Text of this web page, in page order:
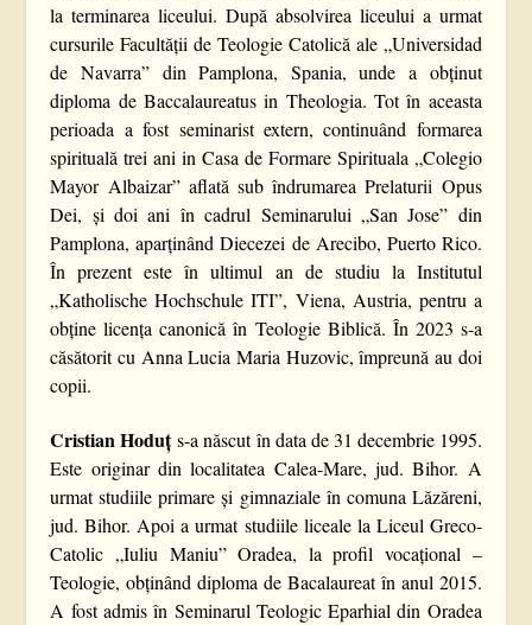
la terminarea liceului. După absolvirea liceului a urmat
cursurile Facultății de Teologie Catolică ale „Universidad
de Navarra” din Pamplona, Spania, unde a obținut
diploma de Baccalaureatus in Theologia. Tot în aceasta
perioada a fost seminarist extern, continuând formarea
spirituală trei ani in Casa de Formare Spirituala „Colegio
Mayor Albaizar” aflată sub îndrumarea Prelaturii Opus
Dei, și doi ani în cadrul Seminarului „San Jose” din
Pamplona, aparținând Diecezei de Arecibo, Puerto Rico.
În prezent este în ultimul an de studiu la Institutul
„Katholische Hochschule ITI”, Viena, Austria, pentru a
obține licența canonică în Teologie Biblică. În 2023 s-a
căsătorit cu Anna Lucia Maria Huzovic, împreună au doi
copii.
Cristian Hoduțs-a născut în data de 31 decembrie 1995.
Este originar din localitatea Calea-Mare, jud. Bihor. A
urmat studiile primare și gimnaziale în comuna Lăzăreni,
jud. Bihor. Apoi a urmat studiile liceale la Liceul Greco-
Catolic „Iuliu Maniu” Oradea, la profil vocațional –
Teologie, obținând diploma de Bacalaureat în anul 2015.
A fost admis în Seminarul Teologic Eparhial din Oradea